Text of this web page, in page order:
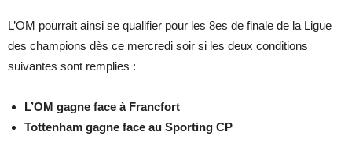
L’OM pourrait ainsi se qualifier pour les 8es de finale de la Ligue
des champions dès ce mercredi soir si les deux conditions
suivantes sont remplies :
L’OM gagne face à Francfort
Tottenham gagne face au Sporting CP